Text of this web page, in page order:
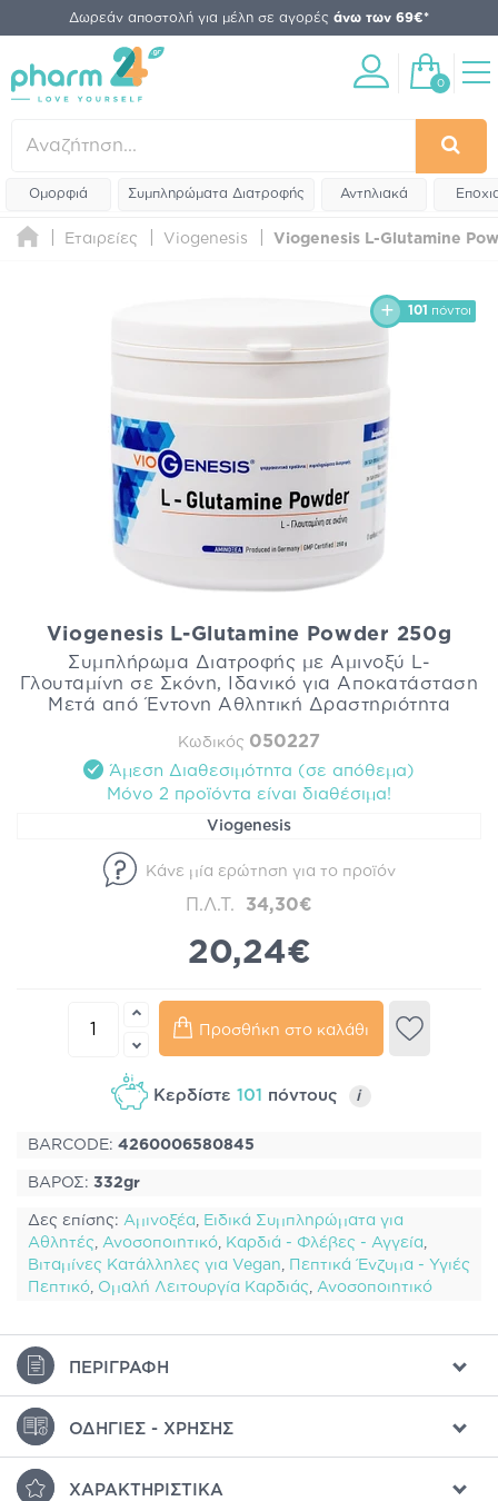
Δωρεάν αποστολή για μέλη σε αγορές άνω των 69€*
0
Ομορφιά Συμπληρώματα Διατροφής Αντηλιακά
Εταιρείες Viogenesis Viogenesis L-Glutamine
101 πόντοι
Viogenesis L-Glutamine Powder 250g
Συμπλήρωμα Διατροφής με Αμινοξύ L-
Γλουταμίνη σε Σκόνη, Ιδανικό για Αποκατάσταση
Μετά από Έντονη Αθλητική Δραστηριότητα
Κωδικός 050227
Άμεση Διαθεσιμότητα (σε απόθεμα)
Mόνο 2 προϊόντα είναι διαθέσιμα!
Viogenesis
Κάνε μία ερώτηση για το προϊόν
Π.Λ.Τ. 34,30€
20,24€
Προσθήκη στο καλάθι
Κερδίστε 101 πόντους i
BARCODE: 4260006580845
ΒΑΡΟΣ: 332gr
Δες επίσης: Αμινοξέα, Ειδικά Συμπληρώματα για
Αθλητές, Ανοσοποιητικό, Καρδιά - Φλέβες - Αγγεία,
Βιταμίνες Κατάλληλες για Vegan,
Πεπτικά Ένζυμα - Υγιές
Πεπτικό, Ομαλή Λειτουργία Καρδιάς, Ανοσοποιητικό
ΠΕΡΙΓΡΑΦΉ
ΟΔΗΓΊΕΣ - ΧΡΉΣΗΣ
ΧΑΡΑΚΤΗΡΙΣΤΙΚΆ